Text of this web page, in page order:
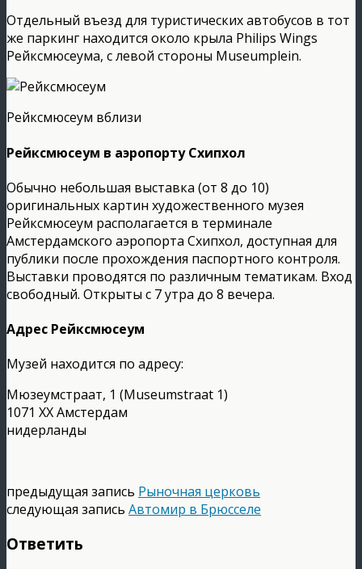
Отдельный въезд для туристических автобусов в тот
же паркинг находится около крыла Philips Wings
Рейксмюсеума, с левой стороны Museumplein.
Рейксмюсеум вблизи
Рейксмюсеум в аэропорту Схипхол
Обычно небольшая выставка (от 8 до 10)
оригинальных картин художественного музея
Рейксмюсеум располагается в терминале
Амстердамского аэропорта Схипхол, доступная для
публики после прохождения паспортного контроля.
Выставки проводятся по различным тематикам. Вход
свободный. Открыты с 7 утра до 8 вечера.
Адрес Рейксмюсеум
Музей находится по адресу:
Мюзеумстраат, 1 (Museumstraat 1)
1071 XX Амстердам
нидерланды
предыдущая запись Рыночная церковь
следующая запись Автомир в Брюсселе
Ответить